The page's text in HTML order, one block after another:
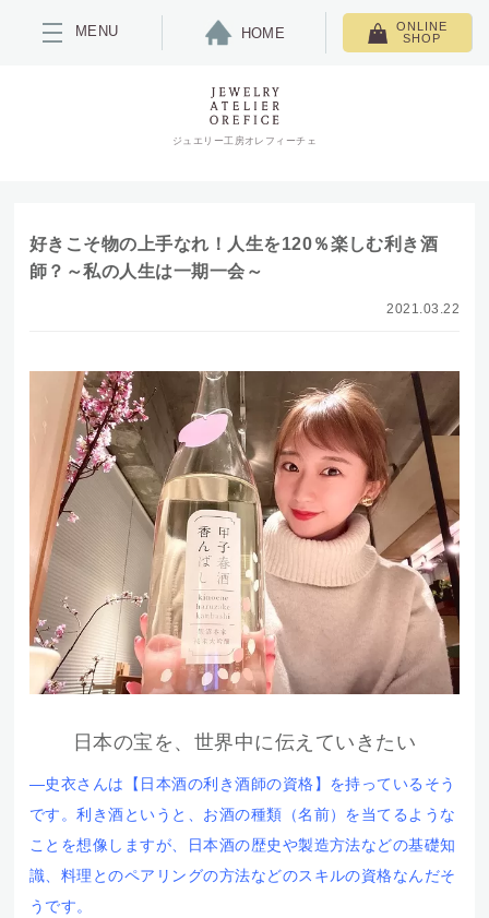
MENU HOME
ONLINE
SHOP
ジュエリー工房オレフィーチェ
好きこそ物の上手なれ！人生を120％楽しむ利き酒
師？～私の人生は一期一会～
2021.03.22
日本の宝を、世界中に伝えていきたい
―史衣さんは【 日本酒の利き酒師の資格】を持っているそう
です。利き酒というと、お酒の種類（名前）を当てるような
ことを想像しますが、日本酒の歴史や製造方法などの基礎知
識、料理とのペアリングの方法などのスキルの資格なんだそ
うです。